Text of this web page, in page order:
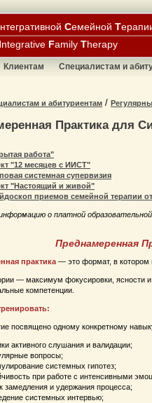
нтегративной Семейной Т
Integrative Family Therapy
Клиентам Специалистам и
и абитуриентам /
Практика для
работа"
"12 месяцев с ИИСТ"
системная супервизия
"Настоящий и живой"
приемов семейной терапии
о платной
Преднамеренная
практика — это формат, в котором
— максимум фокусировки, ясности и
компетенции.
посвящено одному конкретному
активного слушания и валидации;
вопросы;
системных гипотез;
при работе с интенсивными
замедления и удержания процесса;
системных интервью;